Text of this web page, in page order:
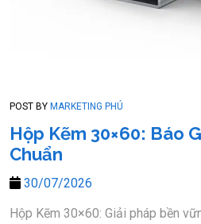
POST BY MARKETING PHÚ
Hộp Kẽm 30×60: Báo
Chuẩn
30/07/2026
Hộp Kẽm 30×60: Giải pháp bền